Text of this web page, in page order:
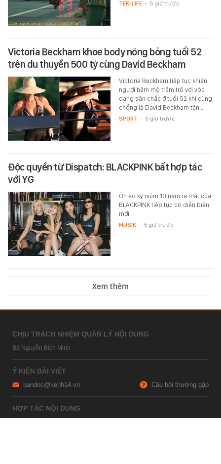
TEK-LIFE - 5 giờ trước
Victoria Beckham khoe body nóng bỏng tuổi 52
trên du thuyền 500 tỷ cùng David Beckham
Victoria Beckham tiếp tục khiến
người hâm mộ trầm trồ với vóc
dáng săn chắc ở tuổi 52 khi cùng
chồng là David Beckham tận…
SPORT - 5 giờ trước
Độc quyền từ Dispatch: BLACKPINK bất hợp tác
với YG
Ồn ào kỷ niệm 10 năm ra mắt của
BLACKPINK tiếp tục có diễn biến
mới.
MUSIK - 5 giờ trước
Xem thêm
CHỊU TRÁCH NHIỆM QUẢN LÝ NỘI DUNG
Bà Nguyễn Bích Minh
Ý KIẾN BÀI VIẾT
bandoc@kenh14.vn Câu hỏi thường gặp
HỢP TÁC NỘI DUNG